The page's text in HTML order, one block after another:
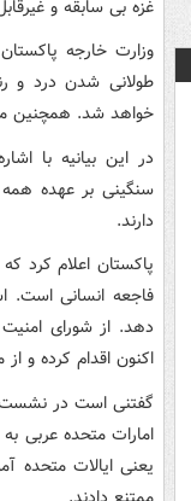
غزه بی سابقه و
وزارت خارجه
طولانی شدن درد و
خواهد شد. همچنین
در این بیانیه با
سنگینی بر عهده
دارند.
پاکستان اعلام کرد
فاجعه انسانی است.
دهد. از شورای
اکنون اقدام کرده و
گفتنی است در نشست
یعنی ایالات متحده